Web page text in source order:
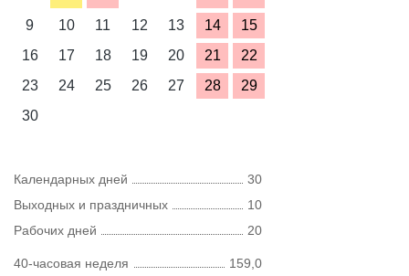
9
10 11 12 13 14
15
16
17 18 19 20 21
22
23
24 25 26 27 28
29
30
Календарных дней
30
Выходных и праздничных
10
Рабочих дней
20
40-часовая неделя
159,0